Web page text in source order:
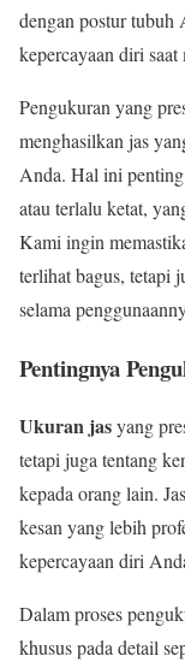
dengan postur tubuh
kepercayaan diri saat
Pengukuran yang
menghasilkan jas
Anda. Hal ini
atau terlalu ketat,
Kami ingin
terlihat bagus, tetapi
selama
Pentingnya
Ukuran jasyang
tetapi juga tentang
kepada orang lain.
kesan yang lebih
kepercayaan diri
Dalam proses
khusus pada detail